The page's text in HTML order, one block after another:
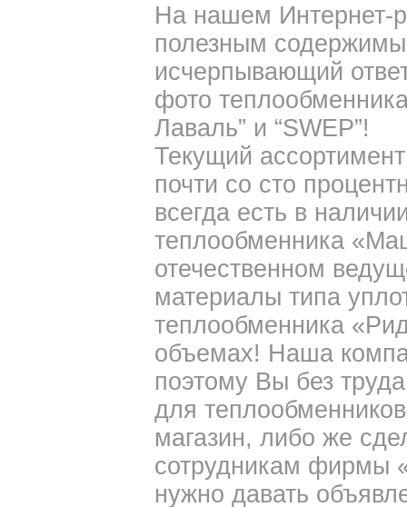
На нашем Интернет-
полезным
исчерпывающий
фото
Лаваль” и “SWEP”!
Текущий
почти со сто
всегда есть в
теплообменника
отечественном
материалы типа
теплообменника
объемах! Наша
поэтому Вы без
для
магазин, либо же
сотрудникам фирмы
нужно давать